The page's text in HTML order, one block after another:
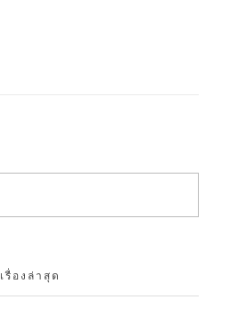
เรื่องล่าสุด